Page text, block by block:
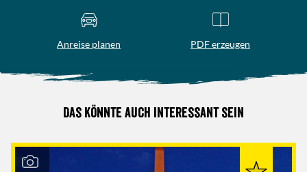
Anreise planen PDF erzeugen
Das könnte auch interessant sein